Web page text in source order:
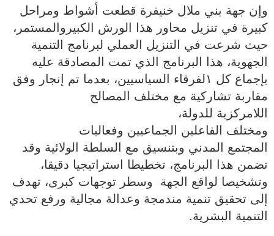
وإن جهة بني ملال خنيفرة قطعت أشواط ومراحل
كبيرة في تنزيل محاور هذا الورش الكبيروالمستمر،
حيث شرعت في التنزيل العملي لبرنامج التنمية
الجهوية، هذا البرنامج الذي تمت المصادقة عليه
بإجماع كل ١لفرقاء السياسيين، بعدما تم إنجار وفق
مقاربة تشاركية مع مختلف المصالح
اللامركزية للدولة،
ومختلف الفاعلين الجماعيين وفعاليات
المجتمع المدني وبتنسيق مع السلطة الولائية وقد
تضمن هذا البرنامج، تخطيطا استراتيجيا دقيقا،
وتشخيصا لواقع الجهة وسطر توجهات كبرى، تهدف
إلى تحقيق تنمية مندمجة وعدالة مجالية ورفع تحدي
التنمية البشرية.